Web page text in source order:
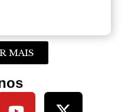
MAIS